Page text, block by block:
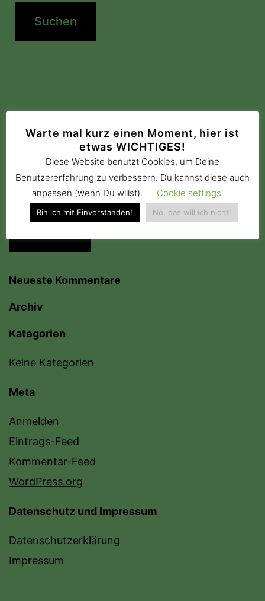
Neueste Kommentare
Archiv
Kategorien
Keine Kategorien
Meta
Anmelden
Eintrags-Feed
Kommentar-Feed
WordPress.org
Datenschutz und Impressum
Datenschutzerklärung
Impressum
Warte mal kurz einen Moment, hier ist
etwas WICHTIGES!
Diese Website benutzt Cookies, um Deine
Benutzererfahrung zu verbessern. Du kannst diese auch
anpassen (wenn Du willst).
Cookie settings
Bin ich mit Einverstanden! Nö, das will ich nicht!